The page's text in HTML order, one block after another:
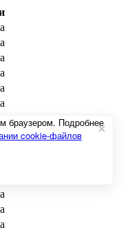
браузером. Подробнее
cookie-файлов